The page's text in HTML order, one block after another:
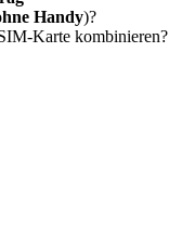
Handy)?
Karte kombinieren?